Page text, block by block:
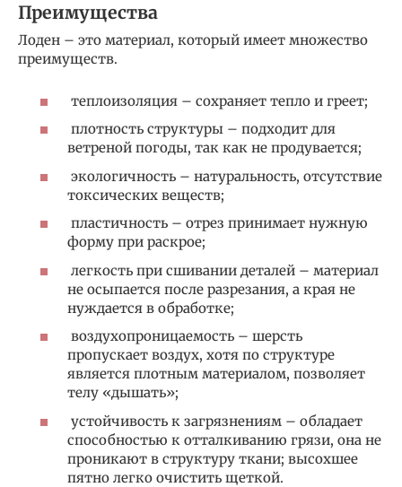
Преимущества
Лоден – это материал, который имеет множество
преимуществ.
теплоизоляция – сохраняет тепло и греет;
плотность структуры – подходит для
ветреной погоды, так как не продувается;
экологичность – натуральность, отсутствие
токсических веществ;
пластичность – отрез принимает нужную
форму при раскрое;
легкость при сшивании деталей – материал
не осыпается после разрезания, а края не
нуждается в обработке;
воздухопроницаемость – шерсть
пропускает воздух, хотя по структуре
является плотным материалом, позволяет
телу «дышать»;
устойчивость к загрязнениям – обладает
способностью к отталкиванию грязи, она не
проникают в структуру ткани; высохшее
пятно легко очистить щеткой.